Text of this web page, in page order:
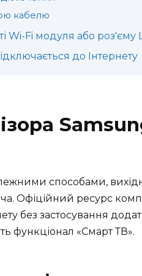
кабелю
Wi-Fi модуля або роз'єму
до Інтернету
способами,
Офіційний ресурс
без застосування
функціонал «Смарт ТВ».